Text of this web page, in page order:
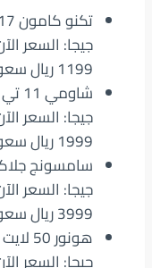
1199 ريال سعودي.
1999 ريال سعودي.
3999 ريال سعودي.